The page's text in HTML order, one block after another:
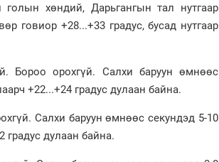
хөндий, Дарьгангын тал нутгаар
говиор +28...+33 градус, бусад нутгаар
Бороо орохгүй. Салхи баруун өмнөөс
+22...+24 градус дулаан байна.
Салхи баруун өмнөөс секундэд 5-10
градус дулаан байна.